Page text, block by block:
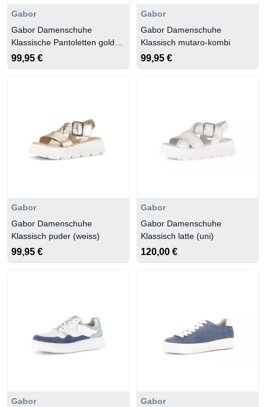
Gabor
Gabor Damenschuhe
Klassische Pantoletten gold
kombi
99,95 €
Gabor
Gabor Damenschuhe
Klassisch mutaro-kombi
99,95 €
Gabor
Gabor Damenschuhe
Klassisch puder (weiss)
99,95 €
Gabor
Gabor Damenschuhe
Klassisch latte (uni)
120,00 €
Gabor
Gabor